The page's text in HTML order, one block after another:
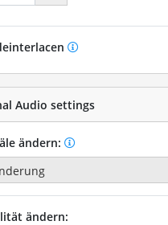
Audio settings
ändern:
ändern: